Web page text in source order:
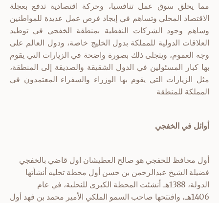
مما يخلق سوق عمل تنافسيا، وحركة اقتصادية تدفع بعجلة
الاقتصاد المحلي وتساهم في إيجاد فرص عمل عديدة للمواطنين
وساهم وجود الشركات النفطية بمنطقة الخفجي في توطيد
العلاقات الدولية للمملكة بدول الخليج خاصة، ودول العالم على
وجه العموم، ويتجلى ذلك بصورة واضحة في الزيارات التي يقوم
بها كبار المسئولين في الدول الشقيقة والصديقة إلى المنطقة،
مثل الزيارات التي يقوم بها الوزراء والسفراء المعتمدون في
المملكة للمنطقة
أوائل في الخفجي
أول محافظ للخفجي هو صالح العطيشان اول قاضي بالخفجي
فضيلة الشيخ عبدالرحمن بن حسن أول محطة تحليه أنشأتها
الدولة، 1388هـ
أنشئت المحطة الكبرى للنحلية، في عام
1406هـ، وافتتحها صاحب السمو الملكي الأمير محمد بن فهد
أول